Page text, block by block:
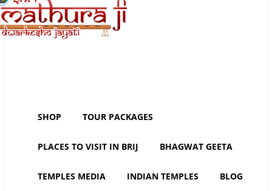
SHOP TOUR PACKAGES
PLACES TO VISIT IN BRIJ BHAGWAT GEETA
TEMPLES MEDIA INDIAN TEMPLES BLOG